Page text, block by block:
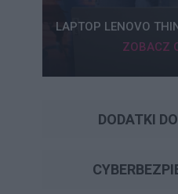
LAPTOP LENOVO
ZOBACZ
DODATKI